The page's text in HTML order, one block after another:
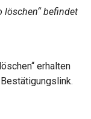
work with checkout
get the data from
löschen“ befindet
erhalten